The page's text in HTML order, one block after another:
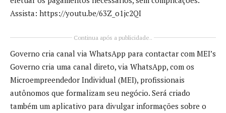
Assista: https://youtu.be/63Z_o1jc2QI
Continua após a publicidade..
Governo cria canal via WhatsApp para contactar com MEI’s
Governo cria uma canal direto, via WhatsApp, com os
Microempreendedor Individual (MEI), profissionais
autônomos que formalizam seu negócio. Será criado
também um aplicativo para divulgar informações sobre o